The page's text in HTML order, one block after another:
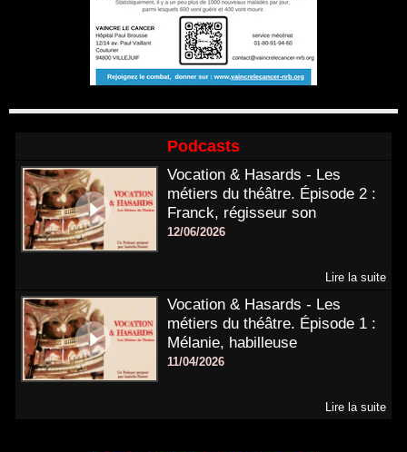
Podcasts
Vocation & Hasards - Les
métiers du théâtre. Épisode 2 :
Franck, régisseur son
12/06/2026
Lire la suite
Vocation & Hasards - Les
métiers du théâtre. Épisode 1 :
Mélanie, habilleuse
11/04/2026
Lire la suite